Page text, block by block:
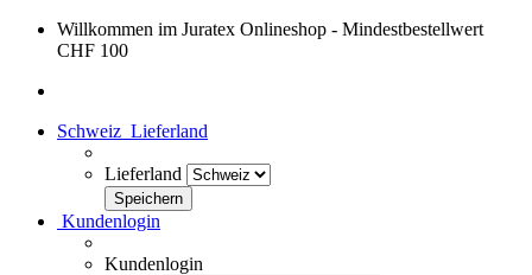
Willkommen im Juratex Onlineshop - Mindestbestellwert
CHF 100
Schweiz Lieferland
Lieferland
Kundenlogin
Kundenlogin